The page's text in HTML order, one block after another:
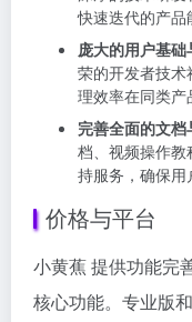
快速迭代的产
庞大的用户基
荣的开发者技
理效率在同类产
完善全面的文
档、视频操作
持服务，确保
价格与平台
小黄蕉 提供功能完
核心功能。专业版